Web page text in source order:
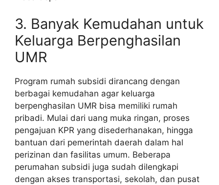
3. Banyak Kemudahan untuk
Keluarga Berpenghasilan
UMR
Program rumah subsidi dirancang dengan
berbagai kemudahan agar keluarga
berpenghasilan UMR bisa memiliki rumah
pribadi. Mulai dari uang muka ringan, proses
pengajuan KPR yang disederhanakan, hingga
bantuan dari pemerintah daerah dalam hal
perizinan dan fasilitas umum. Beberapa
perumahan subsidi juga sudah dilengkapi
dengan akses transportasi, sekolah, dan pusat